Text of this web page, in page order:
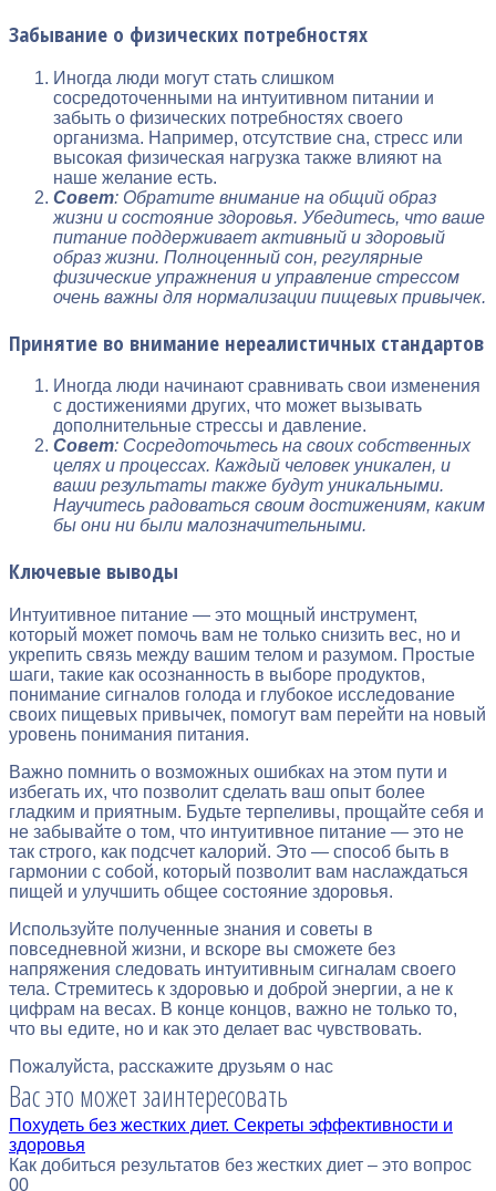
Забывание о физических потребностях
Иногда люди могут стать слишком
сосредоточенными на интуитивном питании и
забыть о физических потребностях своего
организма. Например, отсутствие сна, стресс или
высокая физическая нагрузка также влияют на
наше желание есть.
Совет: Обратите внимание на общий образ
жизни и состояние здоровья. Убедитесь, что ваше
питание поддерживает активный и здоровый
образ жизни. Полноценный сон, регулярные
физические упражнения и управление стрессом
очень важны для нормализации пищевых привычек.
Принятие во внимание нереалистичных стандартов
Иногда люди начинают сравнивать свои изменения
с достижениями других, что может вызывать
дополнительные стрессы и давление.
Совет: Сосредоточьтесь на своих собственных
целях и процессах. Каждый человек уникален, и
ваши результаты также будут уникальными.
Научитесь радоваться своим достижениям, каким
бы они ни были малозначительными.
Ключевые выводы
Интуитивное питание — это мощный инструмент,
который может помочь вам не только снизить вес, но и
укрепить связь между вашим телом и разумом. Простые
шаги, такие как осознанность в выборе продуктов,
понимание сигналов голода и глубокое исследование
своих пищевых привычек, помогут вам перейти на новый
уровень понимания питания.
Важно помнить о возможных ошибках на этом пути и
избегать их, что позволит сделать ваш опыт более
гладким и приятным. Будьте терпеливы, прощайте себя и
не забывайте о том, что интуитивное питание — это не
так строго, как подсчет калорий. Это — способ быть в
гармонии с собой, который позволит вам наслаждаться
пищей и улучшить общее состояние здоровья.
Используйте полученные знания и советы в
повседневной жизни, и вскоре вы сможете без
напряжения следовать интуитивным сигналам своего
тела. Стремитесь к здоровью и доброй энергии, а не к
цифрам на весах. В конце концов, важно не только то,
что вы едите, но и как это делает вас чувствовать.
Пожалуйста, расскажите друзьям о нас
Вас это может заинтересовать
Похудеть без жестких диет. Секреты эффективности и
здоровья
Как добиться результатов без жестких диет – это вопрос
00